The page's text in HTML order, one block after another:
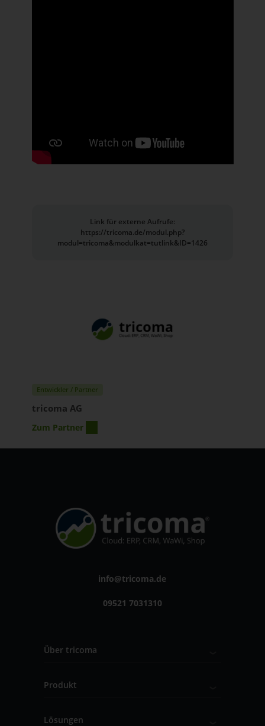
Link für externe Aufrufe:
https://tricoma.de/modul.php?
modul=tricoma&modulkat=tutlink&ID=1426
Entwickler / Partner
tricoma AG
Zum Partner
info@tricoma.de
09521 7031310
Über tricoma
Produkt
Lösungen